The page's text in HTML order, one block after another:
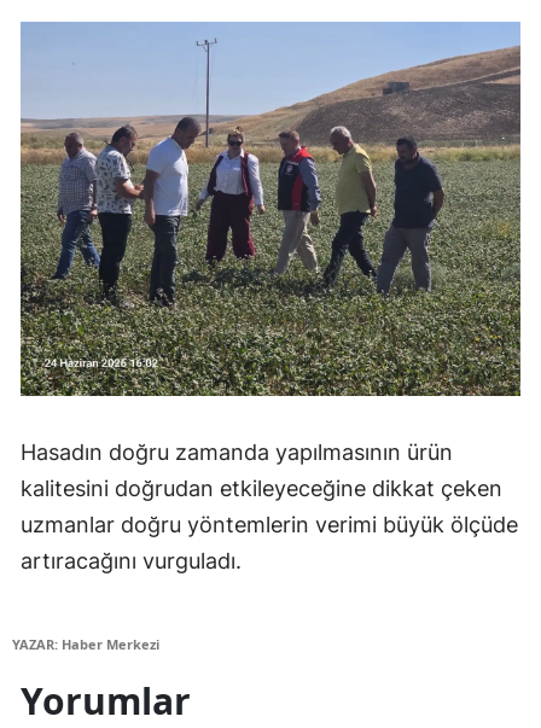
Trabzon
Tunceli
Şanlıurfa
Uşak
Van
Yozgat
Zonguldak
Aksaray
Bayburt
Karaman
Hasadın doğru zamanda yapılmasının ürün
kalitesini doğrudan etkileyeceğine dikkat çeken
uzmanlar doğru yöntemlerin verimi büyük ölçüde
artıracağını vurguladı.
YAZAR: Haber Merkezi
Yorumlar